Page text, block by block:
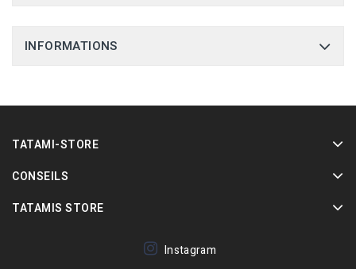
INFORMATIONS
TATAMI-STORE
CONSEILS
TATAMIS STORE
Instagram